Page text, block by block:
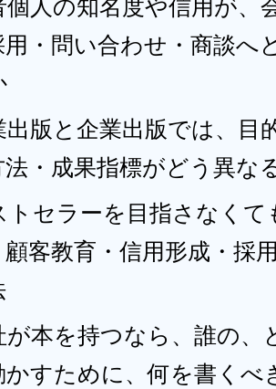
人の知名度や信用が、
用・問い合わせ・商談へ
版と企業出版では、目
法・成果指標がどう異な
トセラーを目指さなくて
客教育・信用形成・採
本を持つなら、誰の、
かすために、何を書くべ